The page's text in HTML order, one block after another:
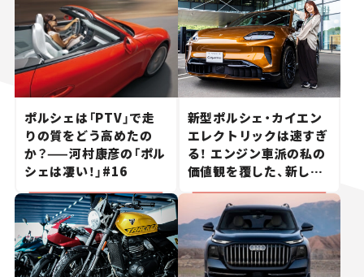
ポルシェは「PTV」で走
りの質をどう高めたの
か？——河村康彦の「ポル
シェは凄い！」#16
新型ポルシェ・カイエン
エレクトリックは速すぎ
る！ エンジン車派の私の
価値観を覆した、新しい
ポルシェの走り。